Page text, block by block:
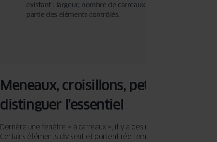
existant : largeur, nombre de carreaux et alignement font
partie des éléments contrôlés.
Meneaux, croisillons, petits bois :
distinguer l’essentiel
Derrière une fenêtre « à carreaux », il y a des rôles différents.
Certains éléments divisent et portent réellement la menuiserie ;